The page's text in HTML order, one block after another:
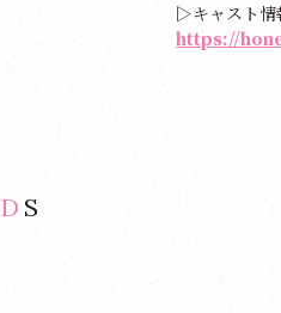
D S
▷キャスト情
https://